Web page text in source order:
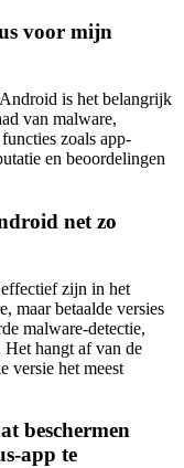
voor mijn
is het belangrijk
van malware,
zoals app-
en beoordelingen
net zo
zijn in het
maar betaalde versies
malware-detectie,
hangt af van de
versie het meest
beschermen
app te